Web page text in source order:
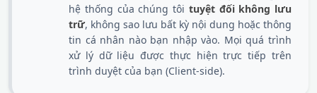
hệ thống của chúng tôi tuyệt đối không lưu
trữ, không sao lưu bất kỳ nội dung hoặc thông
tin cá nhân nào bạn nhập vào. Mọi quá trình
xử lý dữ liệu được thực hiện trực tiếp trên
trình duyệt của bạn (Client-side).